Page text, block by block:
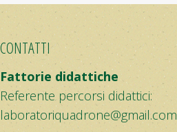
CONTATTI
Fattorie didattiche
Referente percorsi didattici:
laboratoriquadrone@gmail.com